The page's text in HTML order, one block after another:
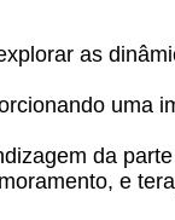
as
uma
da
e